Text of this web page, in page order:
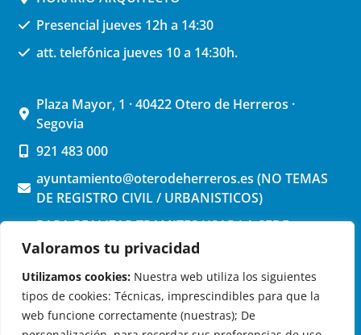
Valoramos tu privacidad
Utilizamos cookies: Nuestra web utiliza los siguientes
tipos de cookies: Técnicas, imprescindibles para que la
web funcione correctamente (nuestras); De
Presencial jueves 12h a 14:30
att. telefónica jueves 10 a 14:30h.
Plaza Mayor, 1 · 40422 Otero de Herreros ·
Segovia
921 483 000
ayuntamiento@oterodeherreros.es (NO TEMAS
DE REGISTRO CIVIL / URBANISTICOS)
PARA REALIZAR TRAMITES USAR LA SEDE
ELECTRONICA (pinchar aquí)